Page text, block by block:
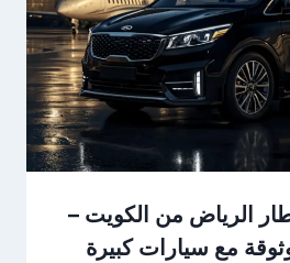
الرياض من الكويت –
مع سيارات كبيرة